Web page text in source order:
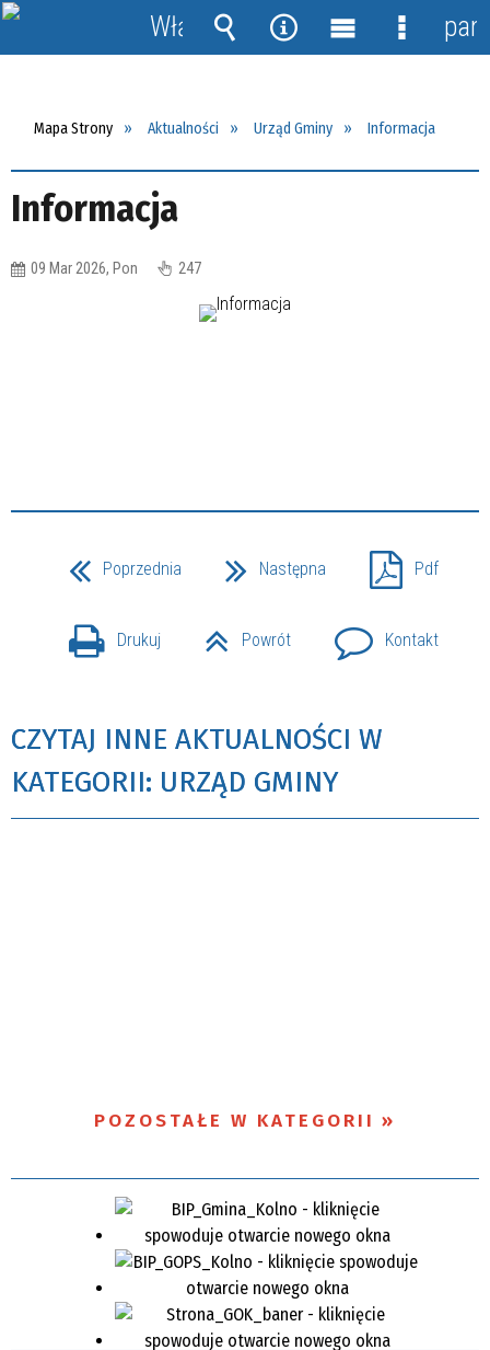
Mapa Strony Aktualności Urząd Gminy Informacja
Informacja
09 Mar 2026, Pon 247
Poprzednia Następna Pdf
Drukuj Powrót Kontakt
CZYTAJ INNE AKTUALNOŚCI W
KATEGORII: URZĄD GMINY
POZOSTAŁE W KATEGORII
Włącz
powiadomienia
Wyszukiwarka
Narzędzia
MenuMenu